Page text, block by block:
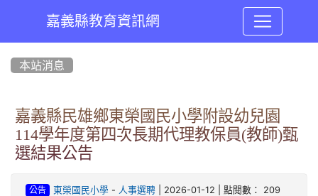
嘉義縣教育資訊網
本站消息
嘉義縣民雄鄉東榮國民小學附設幼兒園
114學年度第四次長期代理教保員(教師)甄
選結果公告
公告 東榮國民小學- 人事選聘| 2026-01-12 | 點閱數： 209